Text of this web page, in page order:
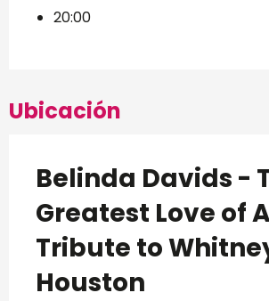
20:00
Ubicación
Belinda Davids -
Greatest Love of
Tribute to
Houston